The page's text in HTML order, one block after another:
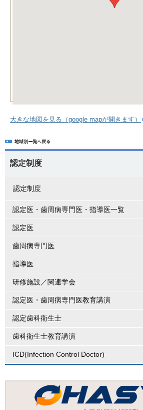
大きな地図を見る（google mapが開きます）
認定制度
認定制度
認定医・歯周病専門医・指導医一覧
認定医
歯周病専門医
指導医
研修施設／関連学会
認定医・歯周病専門医教育講演
認定歯科衛生士
歯科衛生士教育講演
ICD(Infection Control Doctor)